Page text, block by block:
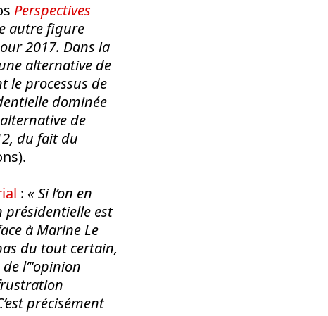
Perspectives
autre figure
2017. Dans la
alternative de
le processus de
dominée
de
du fait du
: « Si l’on en
présidentielle est
à Marine Le
du tout certain,
l’"opinion
précisément